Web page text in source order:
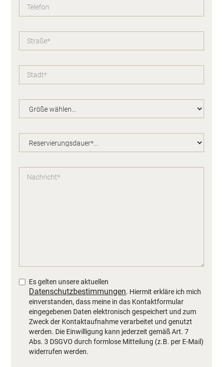
Es gelten unsere aktuellen
Datenschutzbestimmungen. Hiermit erkläre ich mich
einverstanden, dass meine in das Kontaktformular
eingegebenen Daten elektronisch gespeichert und zum
Zweck der Kontaktaufnahme verarbeitet und genutzt
werden. Die Einwilligung kann jederzeit gemäß Art. 7
Abs. 3 DSGVO durch formlose Mitteilung (z.B. per E-Mail)
widerrufen werden.